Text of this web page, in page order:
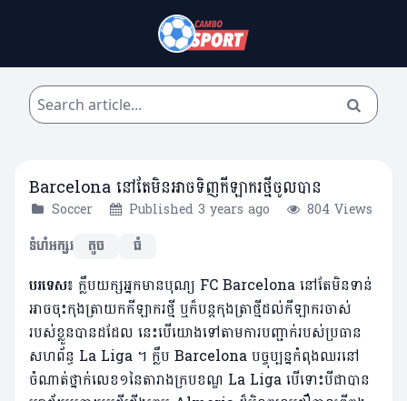
Barcelona នៅតែមិនអាចទិញកីឡាករថ្មីចូលបាន
Soccer Published 3 years ago
804 Views
ទំហំអក្សរ
តូច ធំ
បរទេស៖ ក្លឹបយក្សអ្នកមានបុណ្យ FC Barcelona នៅតែមិនទាន់
អាចចុះកុងត្រាយកកីឡាករថ្មី ឬក៏បន្តកុងត្រាថ្មីដល់កីឡាករចាស់
របស់ខ្លួនបានដដែល នេះបើយោងទៅតាមការបញ្ជាក់របស់ប្រធាន
សហព័ន្ធ La Liga ។ ក្លឹប Barcelona បច្ចុប្បន្នកំពុងឈរនៅ
ចំណាត់ថ្នាក់លេខ១នៃតារាងក្របខណ្ឌ La Liga បើទោះបីជាបាន